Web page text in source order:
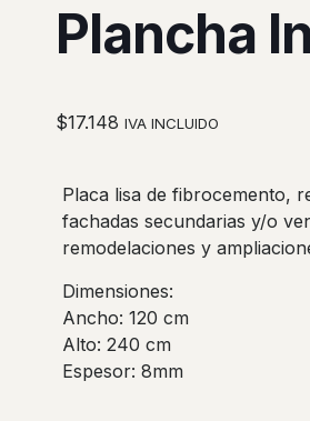
Plancha
$17.148 IVA INCLUIDO
Placa lisa de fibrocemento,
fachadas secundarias y/o
remodelaciones y
Dimensiones:
Ancho: 120 cm
Alto: 240 cm
Espesor: 8mm